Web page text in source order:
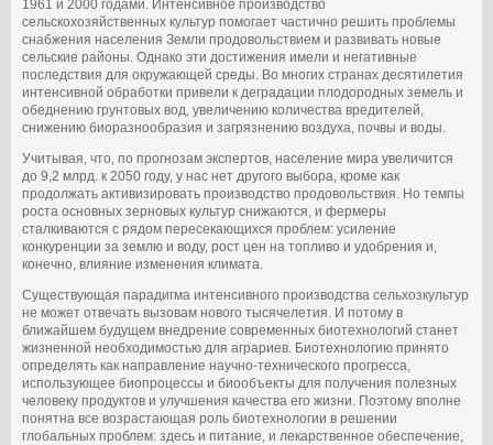
1961 и 2000 годами. Интенсивное производство
сельскохозяйственных культур помогает частично решить проблемы
снабжения населения Земли продовольствием и развивать новые
сельские районы. Однако эти достижения имели и негативные
последствия для окружающей среды. Во многих странах десятилетия
интенсивной обработки привели к деградации плодородных земель и
обеднению грунтовых вод, увеличению количества вредителей,
снижению биоразнообразия и загрязнению воздуха, почвы и воды.
Учитывая, что, по прогнозам экспертов, население мира увеличится
до 9,2 млрд. к 2050 году, у нас нет другого выбора, кроме как
продолжать активизировать производство продовольствия. Но темпы
роста основных зерновых культур снижаются, и фермеры
сталкиваются с рядом пересекающихся проблем: усиление
конкуренции за землю и воду, рост цен на топливо и удобрения и,
конечно, влияние изменения климата.
Существующая парадигма интенсивного производства сельхозкультур
не может отвечать вызовам нового тысячелетия. И потому в
ближайшем будущем внедрение современных биотехнологий станет
жизненной необходимостью для аграриев. Биотехнологию принято
определять как направление научно-технического прогресса,
использующее биопроцессы и биообъекты для получения полезных
человеку продуктов и улучшения качества его жизни. Поэтому вполне
понятна все возрастающая роль биотехнологии в решении
глобальных проблем: здесь и питание, и лекарственное обеспечение,